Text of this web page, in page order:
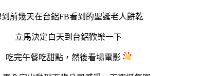
到前幾天在台鋁FB看到的聖誕老人餅乾
立馬決定白天到台鋁歡樂一下
吃完午餐吃甜點，然後看場電影